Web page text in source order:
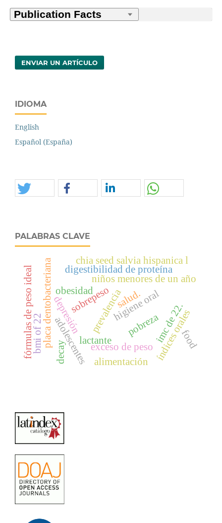
ENVIAR UN ARTÍCULO
IDIOMA
English
Español (España)
PALABRAS CLAVE
lactante
prevalencia
exceso de peso
sobrepeso
obesidad
niños menores de un año
placa dentobacterianaadolescentes
higiene oral
índices orales
decay
digestibilidad de proteína
chia seed salvia hispanica l
depresión
bmi of 22
fórmulas de peso ideal imc de 22.
alimentación
pobreza
food
salud.